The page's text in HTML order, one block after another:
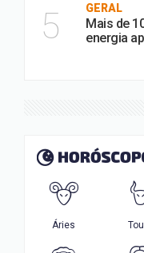
5 GERAL
Mais de
energia